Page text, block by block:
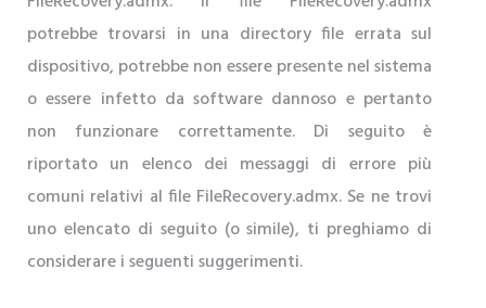
potrebbe trovarsi in una directory file errata sul
dispositivo, potrebbe non essere presente nel sistema
o essere infetto da software dannoso e pertanto
non funzionare correttamente. Di seguito è
riportato un elenco dei messaggi di errore più
comuni relativi al file FileRecovery.admx. Se ne trovi
uno elencato di seguito (o simile), ti preghiamo di
considerare i seguenti suggerimenti.